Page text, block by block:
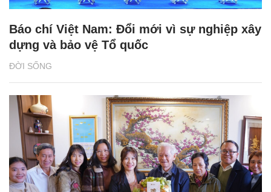
ĐỜI SỐNG
Báo chí Việt Nam: Đổi mới vì sự nghiệp xây
dựng và bảo vệ Tổ quốc